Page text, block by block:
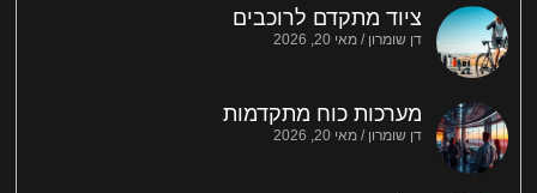
ציוד מתקדם לרוכבים
דן שומרון מאי 20, 2026
מערכות כוח מתקדמות
דן שומרון מאי 20, 2026